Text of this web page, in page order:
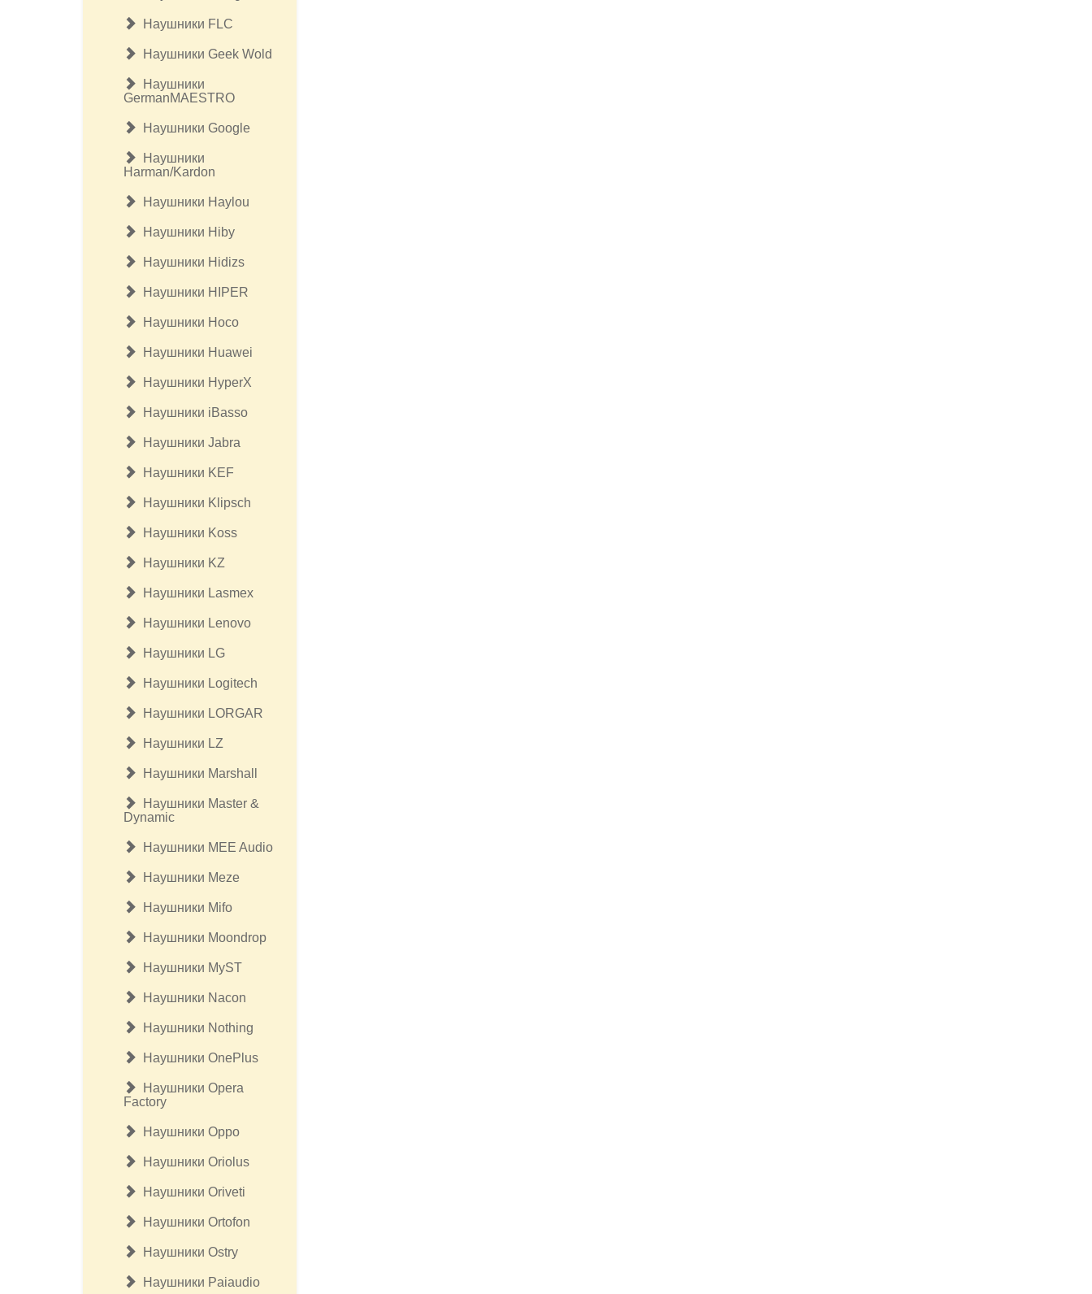
Наушники FLC
Наушники Geek Wold
Наушники
GermanMAESTRO
Наушники Google
Наушники
Harman/Kardon
Наушники Haylou
Наушники Hiby
Наушники Hidizs
Наушники HIPER
Наушники Hoco
Наушники Huawei
Наушники HyperX
Наушники iBasso
Наушники Jabra
Наушники KEF
Наушники Klipsсh
Наушники Koss
Наушники KZ
Наушники Lasmex
Наушники Lenovo
Наушники LG
Наушники Logitech
Наушники LORGAR
Наушники LZ
Наушники Marshall
Наушники Master &
Dynamic
Наушники MEE Audio
Наушники Meze
Наушники Mifo
Наушники Moondrop
Наушники MyST
Наушники Nacon
Наушники Nothing
Наушники OnePlus
Наушники Opera
Factory
Наушники Oppo
Наушники Oriolus
Наушники Oriveti
Наушники Ortofon
Наушники Ostry
Наушники Paiaudio